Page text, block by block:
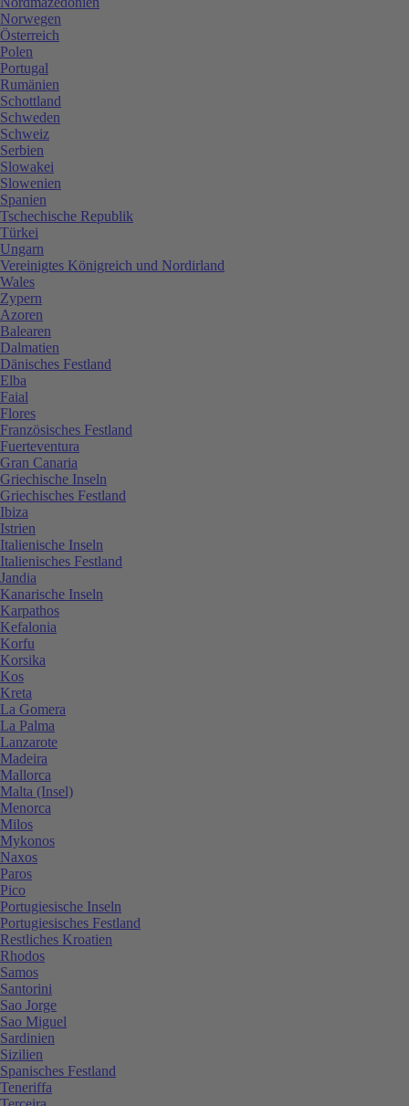
Norwegen
Österreich
Polen
Portugal
Rumänien
Schottland
Schweden
Schweiz
Serbien
Slowakei
Slowenien
Spanien
Tschechische Republik
Türkei
Ungarn
Vereinigtes Königreich und Nordirland
Wales
Zypern
Azoren
Balearen
Dalmatien
Dänisches Festland
Elba
Faial
Flores
Französisches Festland
Fuerteventura
Gran Canaria
Griechische Inseln
Griechisches Festland
Ibiza
Istrien
Italienische Inseln
Italienisches Festland
Jandia
Kanarische Inseln
Karpathos
Kefalonia
Korfu
Korsika
Kos
Kreta
La Gomera
La Palma
Lanzarote
Madeira
Mallorca
Malta (Insel)
Menorca
Milos
Mykonos
Naxos
Paros
Pico
Portugiesische Inseln
Portugiesisches Festland
Restliches Kroatien
Rhodos
Samos
Santorini
Sao Jorge
Sao Miguel
Sardinien
Sizilien
Spanisches Festland
Teneriffa